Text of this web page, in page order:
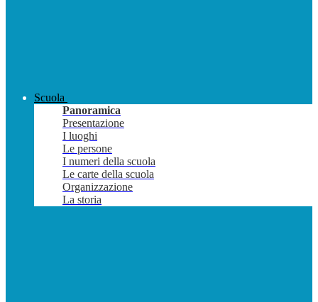
Scuola
Panoramica
Presentazione
I luoghi
Le persone
I numeri della scuola
Le carte della scuola
Organizzazione
La storia